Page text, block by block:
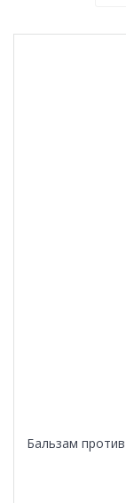
Бальзам